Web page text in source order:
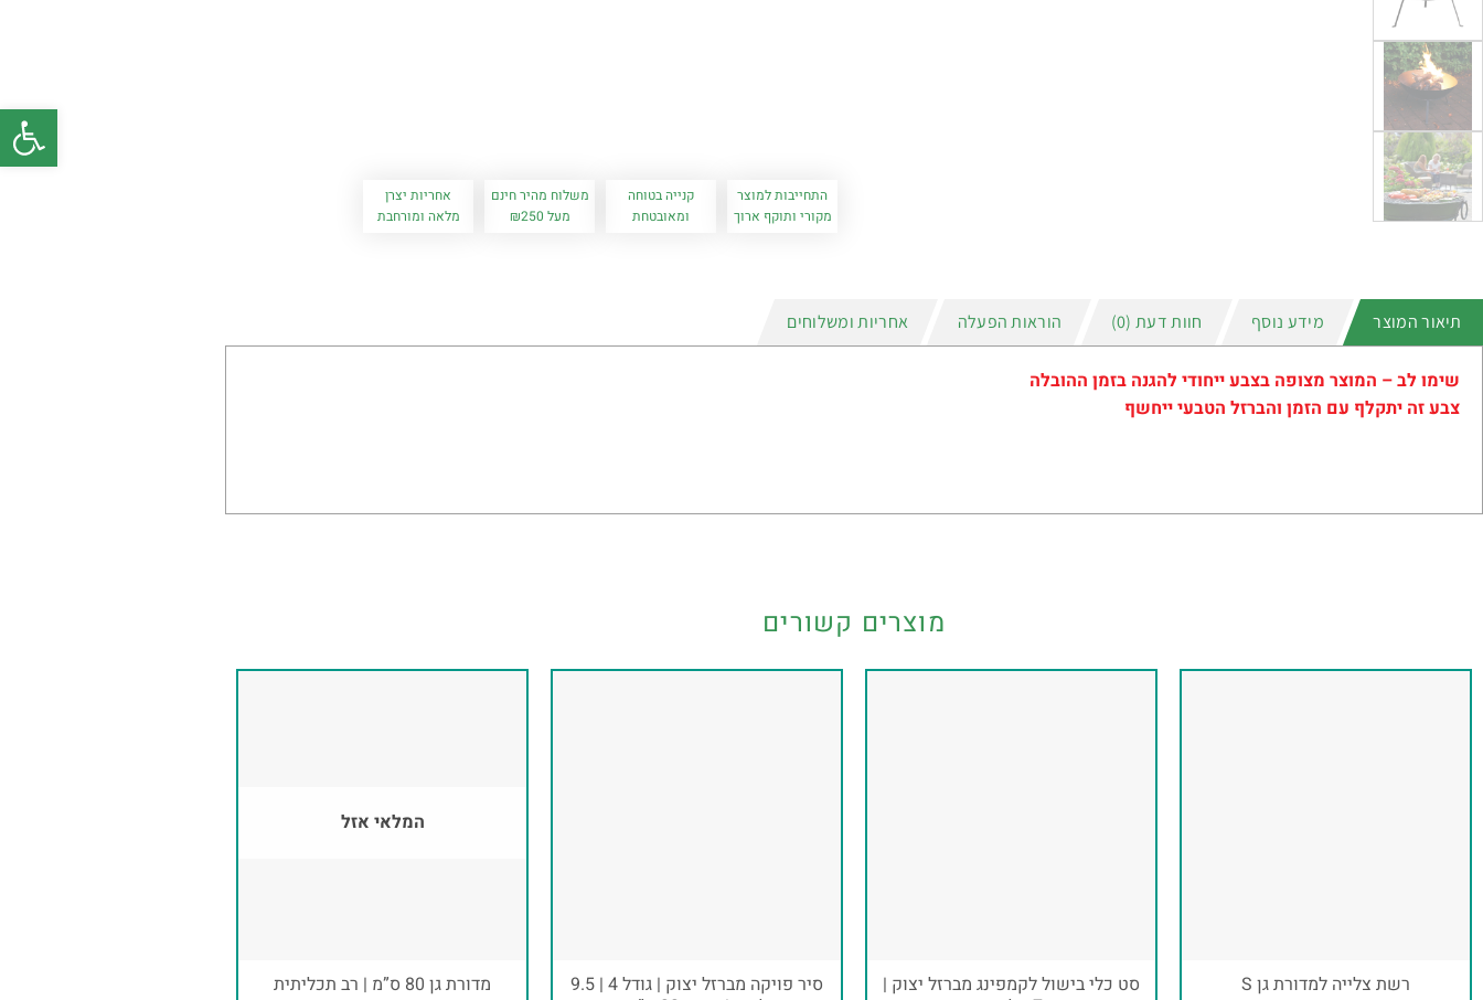
התחייבות למוצר
מקורי ותוקף ארוך
קנייה בטוחה
ומאובטחת
משלוח מהיר חינם
מעל ₪250
אחריות יצרן
מלאה ומורחבת
תיאור המוצר מידע נוסף חוות דעת (0) הוראות הפעלה אחריות ומשלוחים
שימו לב – המוצר מצופה בצבע ייחודי להגנה בזמן ההובלה
צבע זה יתקלף עם הזמן והברזל הטבעי ייחשף
מוצרים קשורים
רשת צלייה למדורת גן S
סט כלי בישול לקמפינג מברזל יצוק |
סיר פויקה מברזל יצוק | גודל 4 | 9.5
המלאי אזל
מדורת גן 80 ס”מ | רב תכליתית
פתח